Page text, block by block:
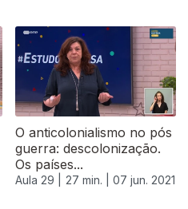
O anticolonialismo no pós
guerra: descolonização.
Os países...
Aula 29 | 27 min. | 07 jun. 2021